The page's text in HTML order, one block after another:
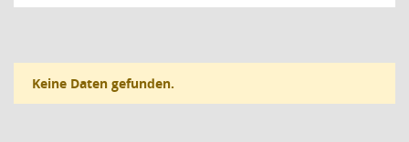
Keine Daten gefunden.